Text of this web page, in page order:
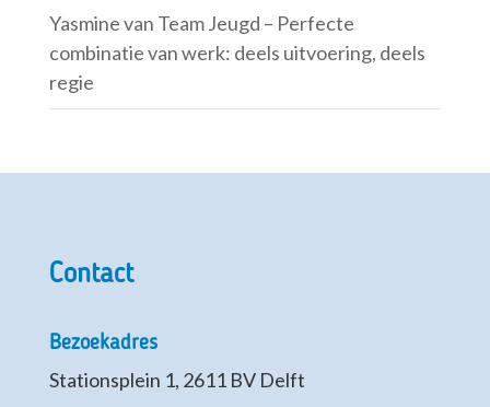
Yasmine van Team Jeugd – Perfecte
combinatie van werk: deels uitvoering, deels
regie
Contact
Bezoekadres
Stationsplein 1, 2611 BV Delft